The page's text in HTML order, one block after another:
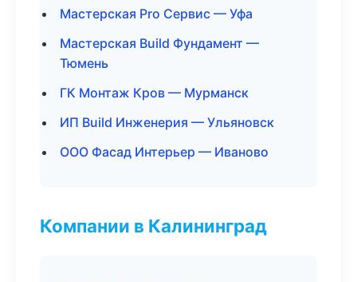
Мастерская Pro Сервис — Уфа
Мастерская Build Фундамент —
Тюмень
ГК Монтаж Кров — Мурманск
ИП Build Инженерия — Ульяновск
ООО Фасад Интерьер — Иваново
Компании в Калининград